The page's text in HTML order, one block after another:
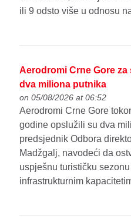
ili 9 odsto više u odnosu
Aerodromi Crne Gore
dva miliona putnika
on 05/08/2026 at 06:52
Aerodromi Crne Gore
godine opslužili su dva
predsjednik Odbora
Madžgalj, navodeći da
uspješnu turističku
infrastrukturnim